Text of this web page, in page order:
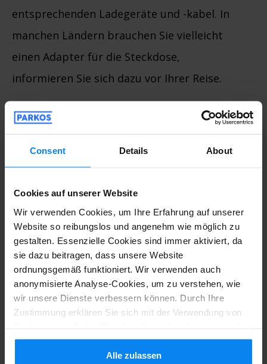
Consent Details About
Cookies auf unserer Website
Wir verwenden Cookies, um Ihre Erfahrung auf unserer
Website so reibungslos und angenehm wie möglich zu
gestalten. Essenzielle Cookies sind immer aktiviert, da
sie dazu beitragen, dass unsere Website
ordnungsgemäß funktioniert. Wir verwenden auch
anonymisierte Analyse-Cookies, um zu verstehen, wie
wir unsere Dienste verbessern können. Durch Ihre
Zustimmung erklären Sie sich mit der Verwendung von
können Ihre Einstellungen jedoch jederzeit anpassen. Alle
Einzelheiten finden Sie in unserer Datenschutzrichtlinie.
Alle zulassen
entsprechenden Ladegeräte und -kabel. In
manchen Ländern brauchen Sie vielleicht
einen Adapter für die Steckdose,
informieren Sie sich dazu vor Ihrer Reise.
Medikamente und
Nachschub, gehen Sie rechtzeitig zum Arzt
für ein neues Rezept. Auch ein Nachweis
über verschreibungspflichtige Medikamente
kann auf Reisen nützlich sein. Für manche
Reiseländer sind zudem zusätzliche
Gelbfieber oder Tollwut. Manche Impfungen